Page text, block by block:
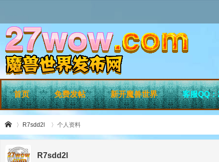
首页 免费发帖 新开魔兽世界 客服QQ
R7sdd2l 个人资料
R7sdd2l